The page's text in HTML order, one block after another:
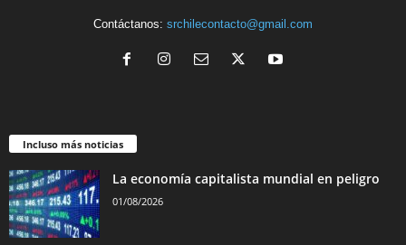
Contáctanos: srchilecontacto@gmail.com
Incluso más noticias
La economía capitalista mundial en peligro
01/08/2026